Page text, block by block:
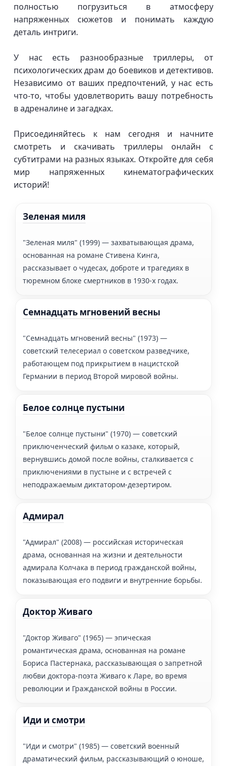
полностью погрузиться в атмосферу
напряженных сюжетов и понимать каждую
деталь интриги.
У нас есть разнообразные триллеры, от
психологических драм до боевиков и детективов.
Независимо от ваших предпочтений, у нас есть
что-то, чтобы удовлетворить вашу потребность
в адреналине и загадках.
Присоединяйтесь к нам сегодня и начните
смотреть и скачивать триллеры онлайн с
субтитрами на разных языках. Откройте для себя
мир напряженных кинематографических
историй!
Зеленая миля
"Зеленая миля" (1999) — захватывающая драма,
основанная на романе Стивена Кинга,
рассказывает о чудесах, доброте и трагедиях в
тюремном блоке смертников в 1930-х годах.
Семнадцать мгновений весны
"Семнадцать мгновений весны" (1973) —
советский телесериал о советском разведчике,
работающем под прикрытием в нацистской
Германии в период Второй мировой войны.
Белое солнце пустыни
"Белое солнце пустыни" (1970) — советский
приключенческий фильм о казаке, который,
вернувшись домой после войны, сталкивается с
приключениями в пустыне и с встречей с
неподражаемым диктатором-дезертиром.
Адмирал
"Адмирал" (2008) — российская историческая
драма, основанная на жизни и деятельности
адмирала Колчака в период гражданской войны,
показывающая его подвиги и внутренние борьбы.
Доктор Живаго
"Доктор Живаго" (1965) — эпическая
романтическая драма, основанная на романе
Бориса Пастернака, рассказывающая о запретной
любви доктора-поэта Живаго к Ларе, во время
революции и Гражданской войны в России.
Иди и смотри
"Иди и смотри" (1985) — советский военный
драматический фильм, рассказывающий о юноше,